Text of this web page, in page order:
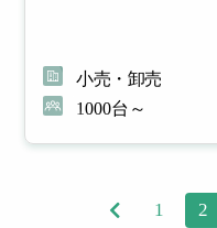
小売・卸売
1000台～
1 2